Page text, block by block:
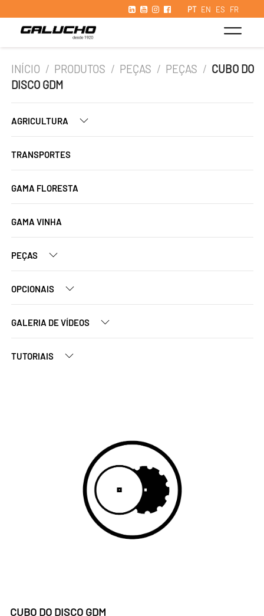
PT EN ES FR
INÍCIO / PRODUTOS / PEÇAS / PEÇAS / CUBO DO
DISCO GDM
AGRICULTURA
TRANSPORTES
GAMA FLORESTA
GAMA VINHA
PEÇAS
OPCIONAIS
GALERIA DE VÍDEOS
TUTORIAIS
CUBO DO DISCO GDM